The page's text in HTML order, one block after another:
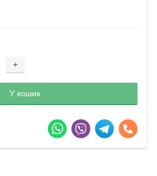
+
Добавляется...
У кошик
Добавлен